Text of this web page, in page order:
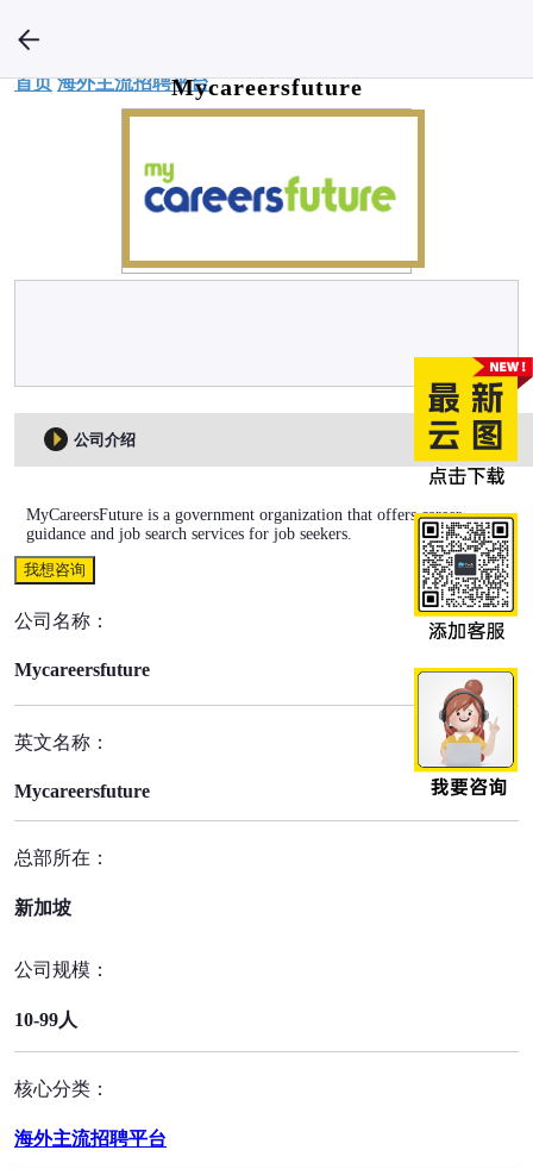
Mycareersfuture
首页 海外主流招聘平台
公司介绍
MyCareersFuture is a government organization that offers career
guidance and job search services for job seekers.
我想咨询
公司名称：
Mycareersfuture
英文名称：
Mycareersfuture
总部所在：
新加坡
公司规模：
10-99人
核心分类：
海外主流招聘平台